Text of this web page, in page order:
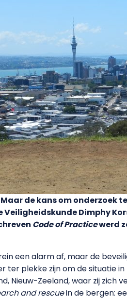
de kans om onderzoek
Dimphy
Code of Practicewerd
een alarm af, maar de
ter plekke zijn om de situatie
Nieuw-Zeeland, waar zij zich
and rescuein de bergen: